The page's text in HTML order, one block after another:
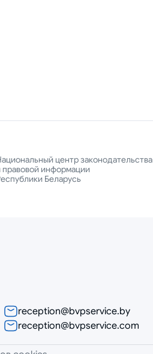
центр законодательства
правовой информации
Беларусь
reception@bvpservice.by
reception@bvpservice.com